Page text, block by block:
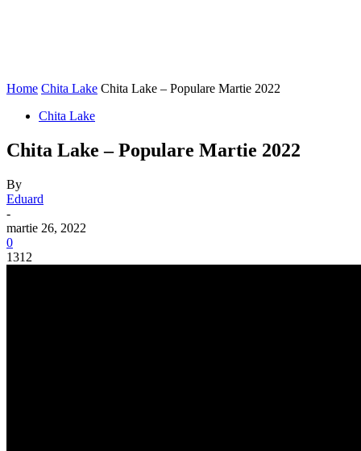
Home Chita Lake Chita Lake – Populare Martie 2022
Chita Lake
Chita Lake – Populare Martie 2022
By
Eduard
-
martie 26, 2022
0
1312